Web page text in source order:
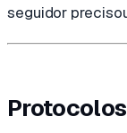
seguidor